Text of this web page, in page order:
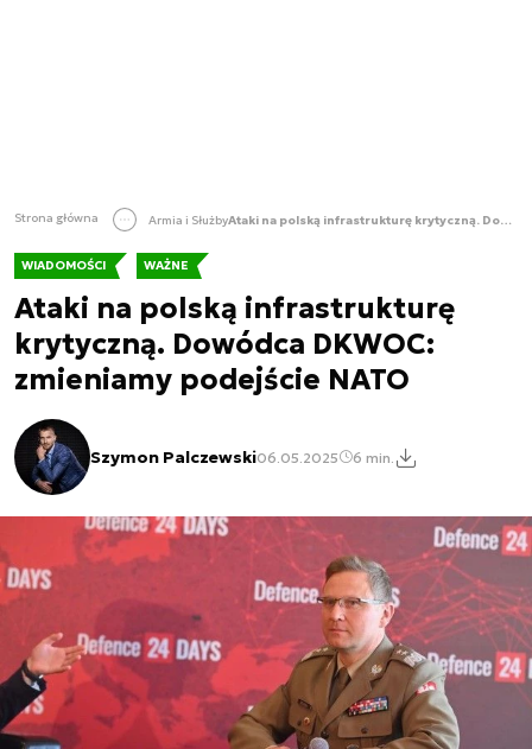
Strona główna Armia i Służby Ataki na polską infrastrukturę krytyczną. Dowódca DKWOC: zmieniamy podejście NATO
WIADOMOŚCI WAŻNE
Ataki na polską infrastrukturę
krytyczną. Dowódca DKWOC:
zmieniamy podejście NATO
Szymon Palczewski06.05.2025 6 min.